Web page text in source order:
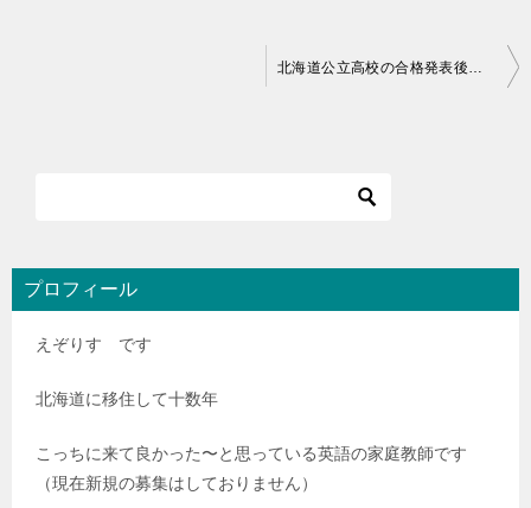
シ
北海道公立高校の合格発表後入学までにやることはどんなことがあるの？
プロフィール
えぞりす です
北海道に移住して十数年
こっちに来て良かった〜と思っている英語の家庭教師です
（現在新規の募集はしておりません）